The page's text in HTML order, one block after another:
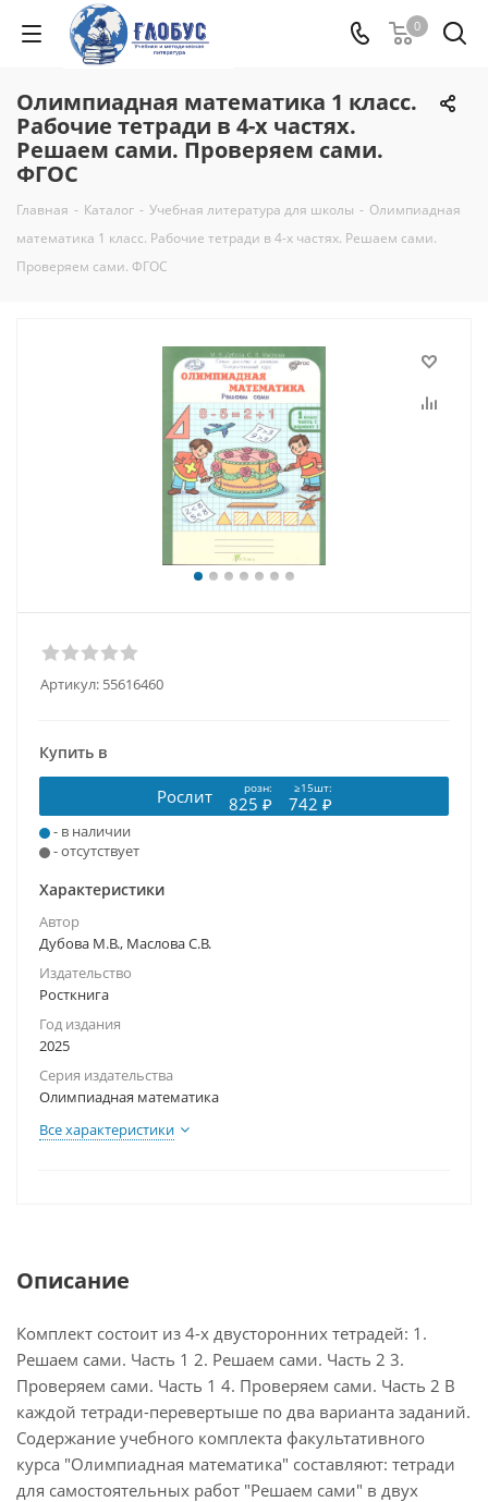
0
Олимпиадная математика 1 класс.
Рабочие тетради в 4-х частях.
Решаем сами. Проверяем сами.
ФГОС
Главная - Каталог - Учебная литература для школы - Олимпиадная
математика 1 класс. Рабочие тетради в 4-х частях. Решаем сами.
Проверяем сами. ФГОС
Артикул: 55616460
Купить в
Рослит розн: ≥15шт:
825 ₽ 742 ₽
- в наличии
- отсутствует
Характеристики
Автор
Дубова М.В., Маслова С.В.
Издательство
Росткнига
Год издания
2025
Серия издательства
Олимпиадная математика
Все характеристики
Описание
Комплект состоит из 4-х двусторонних тетрадей: 1.
Решаем сами. Часть 1 2. Решаем сами. Часть 2 3.
Проверяем сами. Часть 1 4. Проверяем сами. Часть 2 В
каждой тетради-перевертыше по два варианта заданий.
Содержание учебного комплекта факультативного
курса "Олимпиадная математика" составляют: тетради
для самостоятельных работ "Решаем сами" в двух